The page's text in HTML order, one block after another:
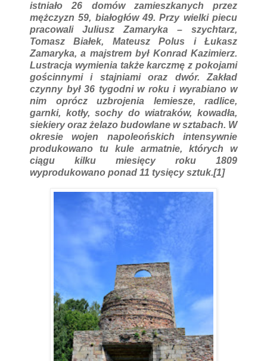
istniało 26 domów zamieszkanych przez
mężczyzn 59, białogłów 49. Przy wielki piecu
pracowali Juliusz Zamaryka – szychtarz,
Tomasz Białek, Mateusz Polus i Łukasz
Zamaryka, a majstrem był Konrad Kazimierz.
Lustracja wymienia także karczmę z pokojami
gościnnymi i stajniami oraz dwór. Zakład
czynny był 36 tygodni w roku i wyrabiano w
nim oprócz uzbrojenia lemiesze, radlice,
garnki, kotły, sochy do wiatraków, kowadła,
siekiery oraz żelazo budowlane w sztabach. W
okresie wojen napoleońskich intensywnie
produkowano tu kule armatnie, których w
ciągu kilku miesięcy roku 1809
wyprodukowano ponad 11 tysięcy sztuk.[1]